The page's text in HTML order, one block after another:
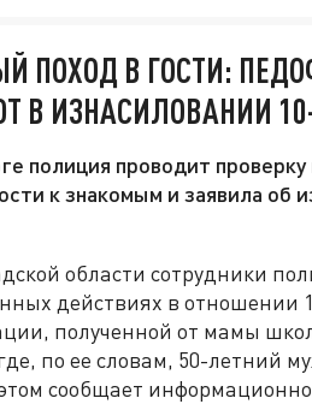
ПОХОД В ГОСТИ:
В ИЗНАСИЛОВАНИИ
полиция проводит
к знакомым и заявила об
области сотрудники
действиях в отношении
полученной от мамы
по ее словам, 50-летний
сообщает